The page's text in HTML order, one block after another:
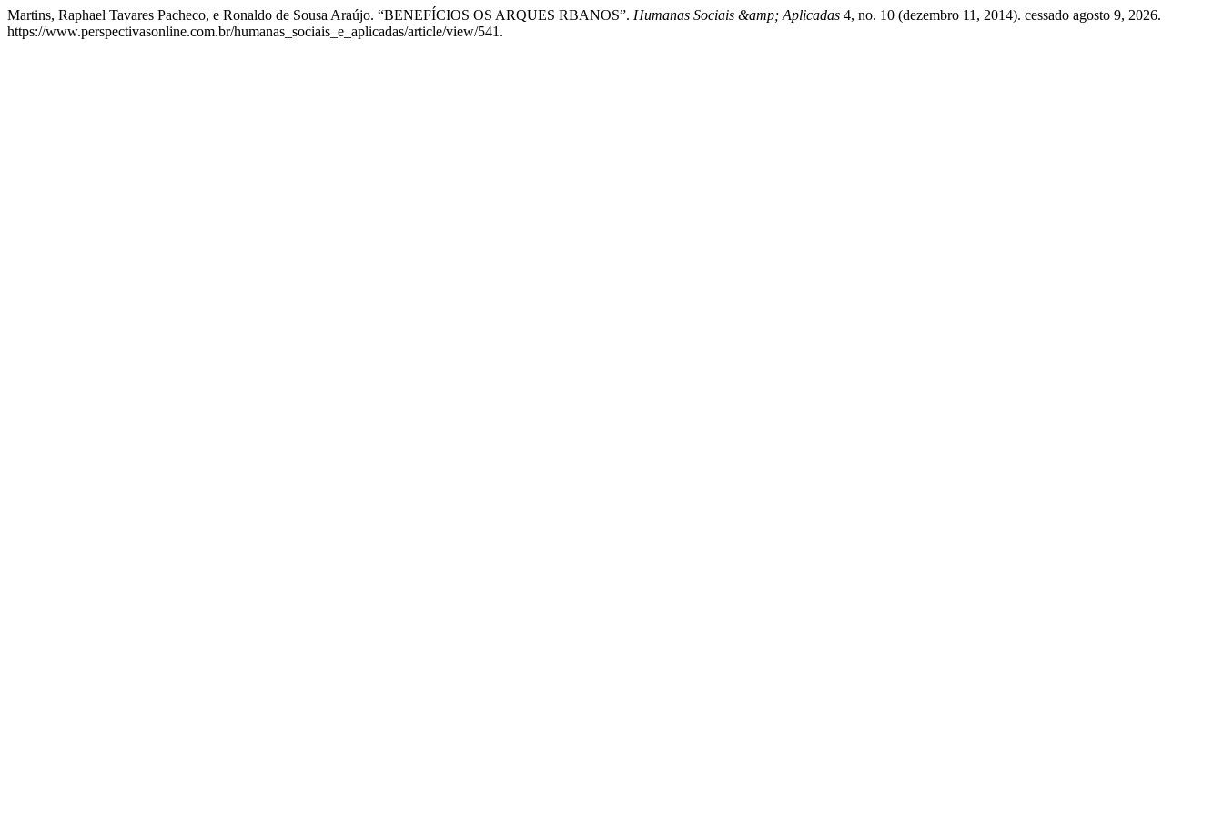
Martins, Raphael Tavares Pacheco, e Ronaldo de Sousa Araújo. “BENEFÍCIOS OS ARQUES RBANOS”. Humanas Sociais &amp; Aplicadas 4, no. 10 (dezembro 11, 2014). cessado agosto 9, 2026.
https://www.perspectivasonline.com.br/humanas_sociais_e_aplicadas/article/view/541.